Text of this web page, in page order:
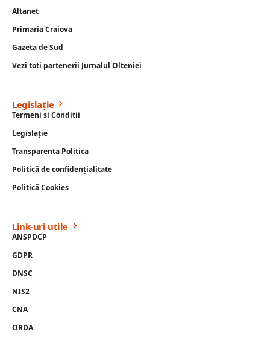
Altanet
Primaria Craiova
Gazeta de Sud
Vezi toti partenerii Jurnalul Olteniei
Legislație
Termeni si Conditii
Legislație
Transparenta Politica
Politică de confidențialitate
Politică Cookies
Link-uri utile
ANSPDCP
GDPR
DNSC
NIS2
CNA
ORDA